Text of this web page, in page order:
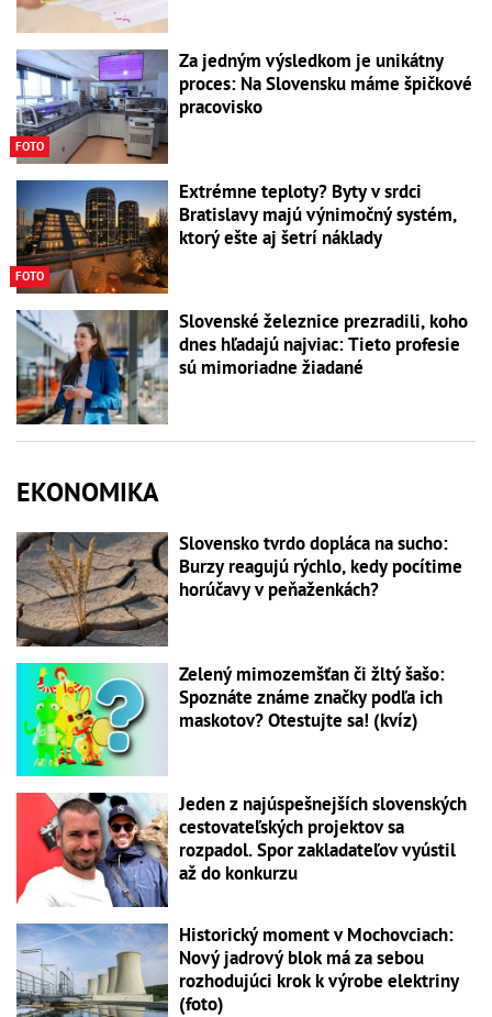
FOTO
Za jedným výsledkom je unikátny
proces: Na Slovensku máme špičkové
pracovisko
FOTO
Extrémne teploty? Byty v srdci
Bratislavy majú výnimočný systém,
ktorý ešte aj šetrí náklady
Slovenské železnice prezradili, koho
dnes hľadajú najviac: Tieto profesie
sú mimoriadne žiadané
EKONOMIKA
Slovensko tvrdo dopláca na sucho:
Burzy reagujú rýchlo, kedy pocítime
horúčavy v peňaženkách?
Zelený mimozemšťan či žltý šašo:
Spoznáte známe značky podľa ich
maskotov? Otestujte sa! (kvíz)
Jeden z najúspešnejších slovenských
cestovateľských projektov sa
rozpadol. Spor zakladateľov vyústil
až do konkurzu
Historický moment v Mochovciach:
Nový jadrový blok má za sebou
rozhodujúci krok k výrobe elektriny
(foto)